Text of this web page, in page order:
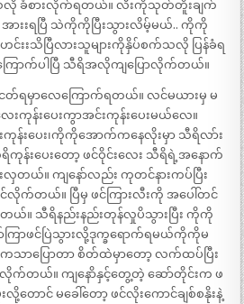
ခံစားလိုက်ရတယ်။ လီးကိုသုတ်တိူးချက်
းးရပြီ သဲကိုကိုပြီးသွားလိမ့်မယ်.. ကိုကို
င်းးသိပြီလားသူများကိုနှိပ်စက်သလို ပြန်ခံရ
ောက်ပါပြီ သီရိအလိုကျပြောလိုက်တယ်။
တ်ရမှာလေကြောက်ရတယ်။ လင်မယားမှ မ
ေးကုန်းပေးကွာအင်းကုန်းပေးမယ်လေ။
းပေး၊ကိုကိုအောက်ကနေလိုးမှာ သီရိလာ်း
န်းပေးတော့ ဖင်ဝိုင်းလေး သီရိရဲ့အနောက်
လှတယ်။ ကျနော်လည်း ကုတင်နားကပ်ပြီး
လိုက်တယ်။ ပြီမှ ဖင်ကြားလီးကို အပေါ်တင်
တယ်။ သီရိနည်းနည်းတုန်လှုပိသွားပြီး ကိုကို
ာ်ကြာဖင်ပြဲသွားလို့ဒုက္ခရောက်ရမယ်ကိုကိုမ
သာပြောတာ စိတ်ထဲမှာတော့ လက်ထပ်ပြီး
တယ်။ ကျနောိနှင့်တွေ့တဲ့ ဆော်တိုင်းက ဖ
ောင် မခေါ်တော့ ဖင်လိုးကောင်ချစ်စနိုးနဲ့